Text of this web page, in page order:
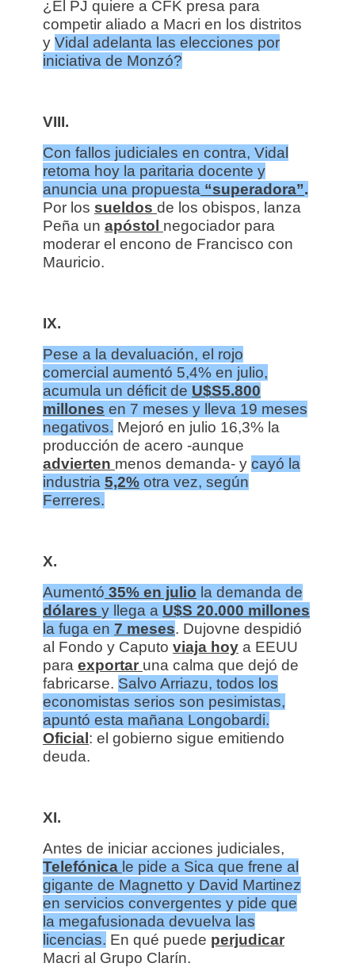
¿El PJ quiere a CFK presa para
competir aliado a Macri en los distritos
y Vidal adelanta las elecciones por
iniciativa de Monzó?
VIII.
Con fallos judiciales en contra, Vidal
retoma hoy la paritaria docente y
anuncia una propuesta “superadora”.
Por los sueldos de los obispos, lanza
Peña un apóstol negociador para
moderar el encono de Francisco con
Mauricio.
IX.
Pese a la devaluación, el rojo
comercial aumentó 5,4% en julio,
acumula un déficit de U$S5.800
millones en 7 meses y lleva 19 meses
negativos. Mejoró en julio 16,3% la
producción de acero -aunque
advierten menos demanda- y cayó la
industria 5,2%otra vez, según
Ferreres.
X.
Aumentó 35% en julio la demanda de
dólares y llega a U$S 20.000 millones
la fuga en 7 meses. Dujovne despidió
al Fondo y Caputo viaja hoy a EEUU
para exportar una calma que dejó de
fabricarse. Salvo Arriazu, todos los
economistas serios son pesimistas,
apuntó esta mañana Longobardi.
Oficial: el gobierno sigue emitiendo
deuda.
XI.
Antes de iniciar acciones judiciales,
Telefónica le pide a Sica que frene al
gigante de Magnetto y David Martinez
en servicios convergentes y pide que
la megafusionada devuelva las
licencias. En qué puede perjudicar
Macri al Grupo Clarín.